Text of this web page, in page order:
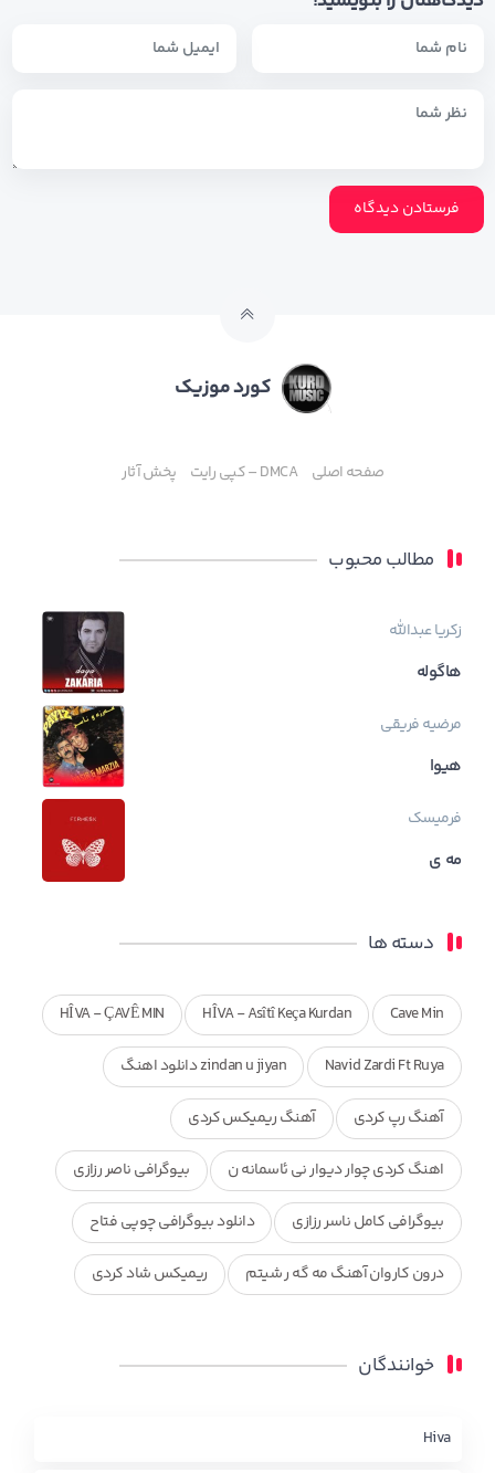
کورد موزیک
صفحه اصلی DMCA – کپی رایت پخش آثار
مطالب محبوب
زکریا عبدالله
هاگوله
مرضیه فریقی
هیوا
فرمیسک
مه ی
دسته ها
Cave Min
HÎVA - Asîtî Keça Kurdan
HÎVA - ÇAVÊ MIN
Navid Zardi Ft Ruya zindan u jiyan دانلود اهنگ
آهنگ رپ کردی آهنگ ریمیکس کردی
اهنگ کردی چوار دیوار نی ئاسمانه ن بیوگرافی ناصر رزازی
بیوگرافی کامل ناسر رزازی دانلود بیوگرافی چوپی فتاح
درون کاروان آهنگ مه گه ر شیتم ریمیکس شاد کردی
محمد جزا
چاو من
خوانندگان
Hiva